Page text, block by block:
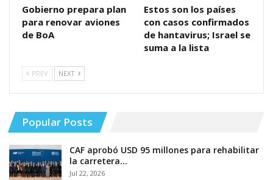
Gobierno prepara plan
para renovar aviones
de BoA
Estos son los países
con casos confirmados
de hantavirus; Israel se
suma a la lista
PREV NEXT
Popular Posts
CAF aprobó USD 95 millones para rehabilitar
la carretera…
Jul 22, 2026